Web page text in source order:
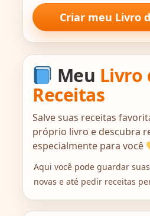
Criar meu Livro
Meu Livro
Receitas
Salve suas receitas
próprio livro e descubra
especialmente para você
Aqui você pode guardar
novas e até pedir receitas